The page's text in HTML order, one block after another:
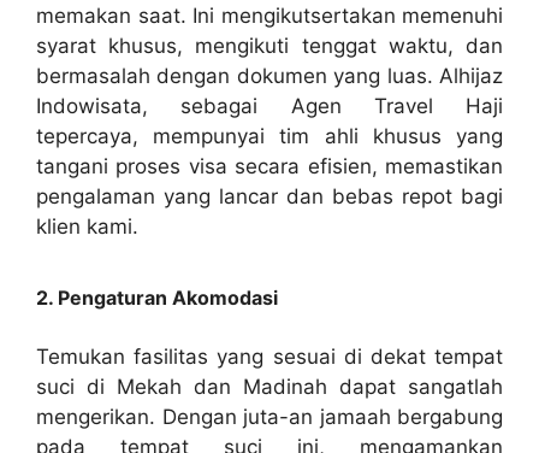
memakan saat. Ini mengikutsertakan memenuhi
syarat khusus, mengikuti tenggat waktu, dan
bermasalah dengan dokumen yang luas. Alhijaz
Indowisata, sebagai Agen Travel Haji
tepercaya, mempunyai tim ahli khusus yang
tangani proses visa secara efisien, memastikan
pengalaman yang lancar dan bebas repot bagi
klien kami.
2. Pengaturan Akomodasi
Temukan fasilitas yang sesuai di dekat tempat
suci di Mekah dan Madinah dapat sangatlah
mengerikan. Dengan juta-an jamaah bergabung
pada tempat suci ini, mengamankan